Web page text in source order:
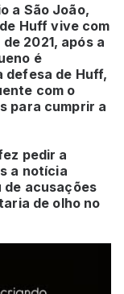
a São João,
Huff vive com
2021, após a
é
defesa de Huff,
com o
para cumprir a
pedir a
a notícia
de acusações
de olho no